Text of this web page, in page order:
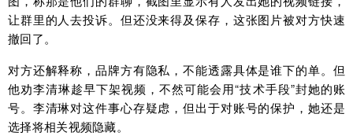
让群里的人去投诉。但还没来得及保存，这张图片被对方快速
撤回了。
对方还解释称，品牌方有隐私，不能透露具体是谁下的单。但
他劝李清琳趁早下架视频，不然可能会用“技术手段”封她的账
号。李清琳对这件事心存疑虑，但出于对账号的保护，她还是
选择将相关视频隐藏。